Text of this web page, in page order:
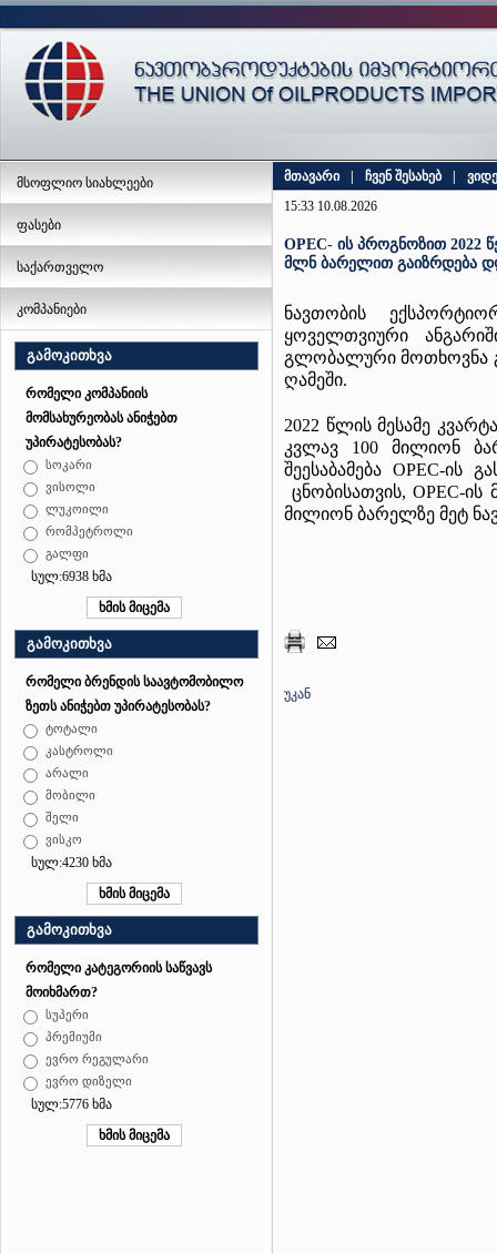
მსოფლიო სიახლეები
ფასები
საქართველო
კომპანიები
გამოკითხვა
რომელი კომპანიის
მომსახურეობას ანიჭებთ
უპირატესობას?
სოკარი
ვისოლი
ლუკოილი
რომპეტროლი
გალფი
სულ:6938 ხმა
გამოკითხვა
რომელი ბრენდის საავტომობილო
ზეთს ანიჭებთ უპირატესობას?
ტოტალი
კასტროლი
არალი
მობილი
შელი
ვისკო
სულ:4230 ხმა
გამოკითხვა
რომელი კატეგორიის საწვავს
მოიხმართ?
სუპერი
პრემიუმი
ევრო რეგულარი
ევრო დიზელი
სულ:5776 ხმა
მთავარი ჩვენ შესახებ
15:33 10.08.2026
OPEC- ის პროგნოზით 2022
მლნ ბარელით გაიზრდება
ნავთობის
ყოველთვიური
გლობალური მოთხოვნა
ღამეში.
2022 წლის მესამე
კვლავ 100 მილიონ
შეესაბამება OPEC-ის
ცნობისათვის, OPEC-
მილიონ ბარელზე მეტ
უკან